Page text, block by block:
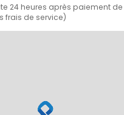
24 heures après paiement de
frais de service)